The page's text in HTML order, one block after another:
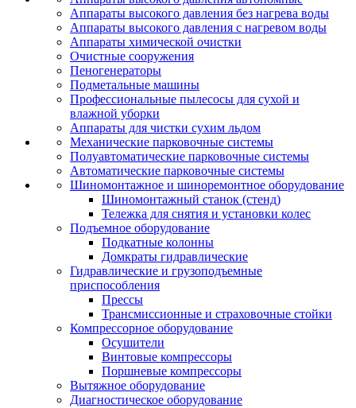
Аппараты высокого давления без нагрева воды
Аппараты высокого давления с нагревом воды
Аппараты химической очистки
Очистные сооружения
Пеногенераторы
Подметальные машины
Профессиональные пылесосы для сухой и
влажной уборки
Аппараты для чистки сухим льдом
Механические парковочные системы
Полуавтоматические парковочные системы
Автоматические парковочные системы
Шиномонтажное и шиноремонтное оборудование
Шиномонтажный станок (стенд)
Тележка для снятия и установки колес
Подъемное оборудование
Подкатные колонны
Домкраты гидравлические
Гидравлические и грузоподъемные
приспособления
Прессы
Трансмиссионные и страховочные стойки
Компрессорное оборудование
Осушители
Винтовые компрессоры
Поршневые компрессоры
Вытяжное оборудование
Диагностическое оборудование